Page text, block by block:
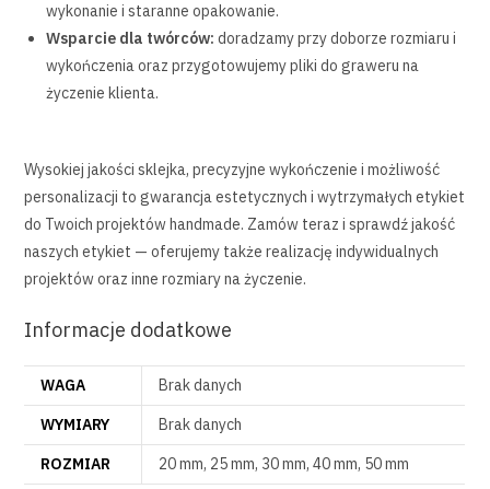
wykonanie i staranne opakowanie.
Wsparcie dla twórców: doradzamy przy doborze rozmiaru i
wykończenia oraz przygotowujemy pliki do graweru na
życzenie klienta.
Wysokiej jakości sklejka, precyzyjne wykończenie i możliwość
personalizacji to gwarancja estetycznych i wytrzymałych etykiet
do Twoich projektów handmade. Zamów teraz i sprawdź jakość
naszych etykiet — oferujemy także realizację indywidualnych
projektów oraz inne rozmiary na życzenie.
Informacje dodatkowe
WAGA
Brak danych
WYMIARY
Brak danych
ROZMIAR
20 mm, 25 mm, 30 mm, 40 mm, 50 mm